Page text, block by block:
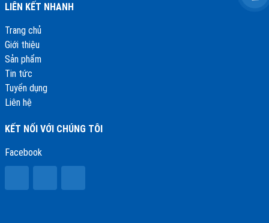
LIÊN KẾT NHANH
Trang chủ
Giới thiệu
Sản phẩm
Tin tức
Tuyển dụng
Liên hệ
KẾT NỐI VỚI CHÚNG TÔI
Facebook